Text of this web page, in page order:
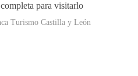
para visitarlo
Turismo Castilla y León